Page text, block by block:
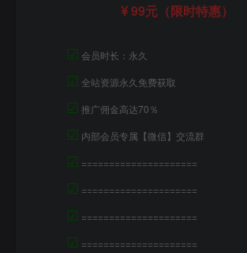
99元（限时特惠）
☑ 会员时长：永久
☑ 全站资源永久免费获取
☑ 推广佣金高达70％
☑ 内部会员专属【微信】交流群
☑ =====================
☑ =====================
☑ =====================
☑ =====================